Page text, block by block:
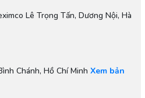
Lê Trọng Tấn, Dương Nội, Hà
Chánh, Hồ Chí Minh Xem bản